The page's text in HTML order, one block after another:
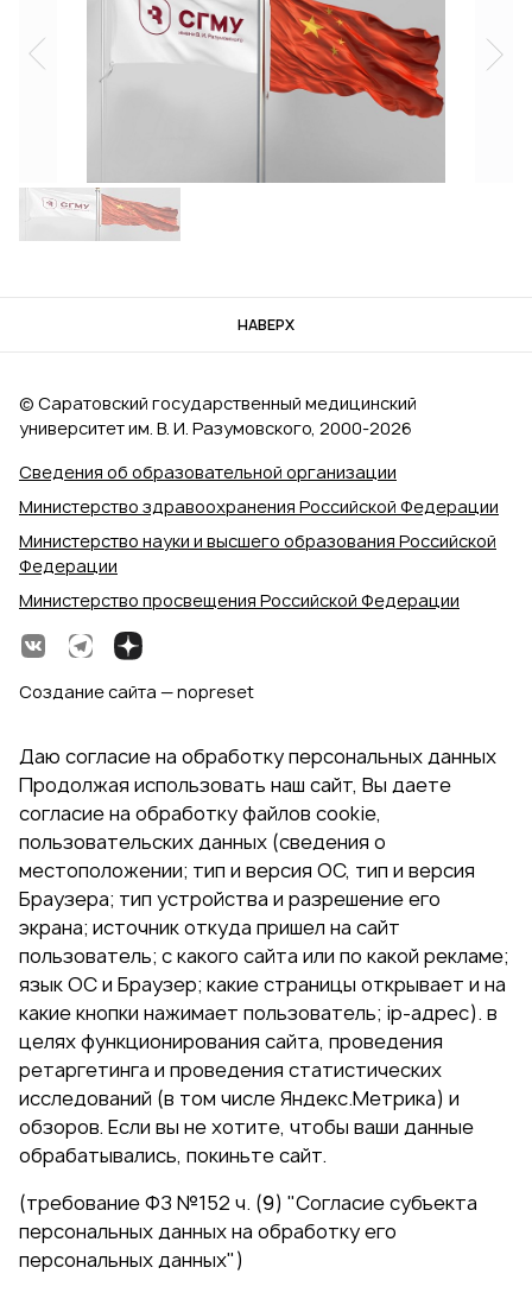
НАВЕРХ
Сведения об образовательной организации
Министерство здравоохранения Российской Федерации
Министерство науки и высшего образования Российской
Федерации
Министерство просвещения Российской Федерации
© Саратовский государственный медицинский
университет им. В. И. Разумовского, 2000‑2026
Создание сайта — nopreset
Даю согласие на обработку персональных данных
Продолжая использовать наш сайт, Вы даете
согласие на обработку файлов cookie,
пользовательских данных (сведения о
местоположении; тип и версия ОС, тип и версия
Браузера; тип устройства и разрешение его
экрана; источник откуда пришел на сайт
пользователь; с какого сайта или по какой рекламе;
язык ОС и Браузер; какие страницы открывает и на
какие кнопки нажимает пользователь; ip-адрес). в
целях функционирования сайта, проведения
ретаргетинга и проведения статистических
исследований (в том числе Яндекс.Метрика) и
обзоров. Если вы не хотите, чтобы ваши данные
обрабатывались, покиньте сайт.
(требование ФЗ №152 ч. (9) "Согласие субъекта
персональных данных на обработку его
персональных данных")